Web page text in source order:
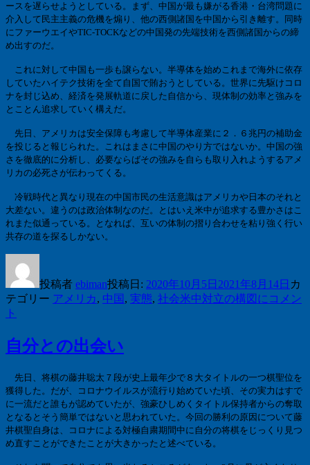
ースを遅らせようとしている。まず、中国が最も嫌がる香港・台湾問題に
介入して民主主義の危機を煽り、他の西側諸国を中国から引き離す。同時
にファーウエイやTIC-TOCKなどの中国発の先端技術を西側諸国からの締
め出すのだ。
これに対して中国も一歩も譲らない。半導体を始めこれまで海外に依存
していたハイテク技術を全て自国で賄おうとしている。世界に先駆けコロ
ナを封じ込め、経済を発展軌道に戻した自信から、現体制の効率と強みを
とことん追求していく構えだ。
先日、アメリカは安全保障も考慮して半導体産業に２．６兆円の補助金
を投じると報じられた。これはまさに中国のやり方ではないか。中国の強
さを徹底的に分析し、必要ならばその強みを自らも取り入れようするアメ
リカの必死さが伝わってくる。
冷戦時代と異なり現在の中国市民の生活意識はアメリカや日本のそれと
大差ない。違うのは政治体制なのだ。とはいえ米中が追求する豊かさはこ
れまた似通っている。となれば、互いの体制の摺り合わせを粘り強く行い
共存の道を探るしかない。
投稿者 ebiman投稿日: 2020年10月5日 2021年8月14日 カ
テゴリー アメリカ, 中国 , 実態, 社会米中対立の構図に コメン
ト
自分との出会い
先日、将棋の藤井聡太７段が史上最年少で８大タイトルの一つ棋聖位を
獲得した。だが、コロナウイルスが流行り始めていた頃、その実力はすで
に一流だと誰もが認めていたが、強豪ひしめくタイトル保持者からの奪取
となるとそう簡単ではないと思われていた。今回の勝利の原因について藤
井棋聖自身は、コロナによる対極自粛期間中に自分の将棋をじっくり見つ
め直すことができたことが大きかったと述べている。